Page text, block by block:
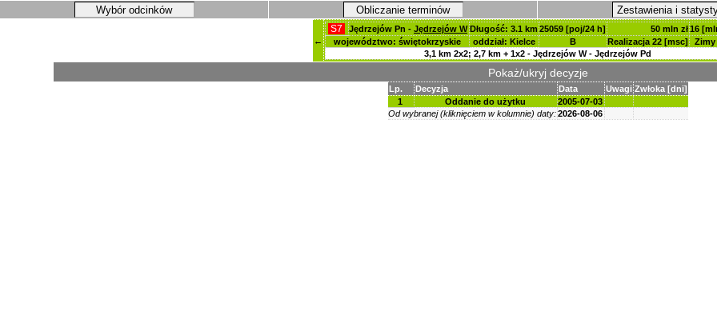
Wybór odcinków Obliczanie terminów Zestawienia i
←
S7 Jędrzejów Pn - Jędrzejów W Długość: 3.1 km 25059 [poj/24 h] 50 mln zł16
województwo: świętokrzyskie
oddział: Kielce B Realizacja 22 [msc]
Zimy
3,1 km 2x2; 2,7 km + 1x2 - Jędrzejów W - Jędrzejów Pd
Pokaż/ukryj decyzje
Lp. Decyzja Data Uwagi Zwłoka [dni]
1
Oddanie do użytku
2005-07-03
Od wybranej (kliknięciem w kolumnie) daty: 2026-08-06